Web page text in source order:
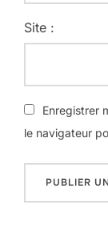
Site :
Enregistrer
le navigateur